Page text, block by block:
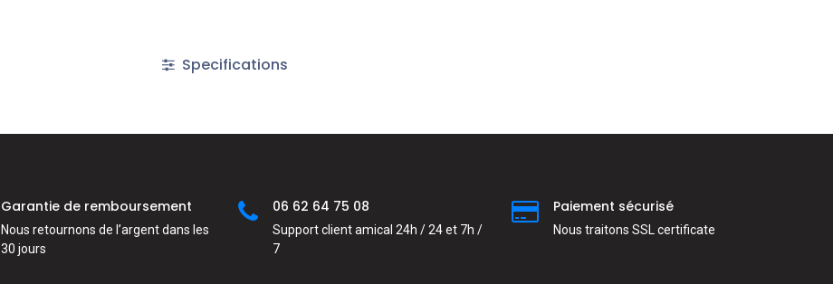
Specifications
Garantie de remboursement
Nous retournons de l’argent dans les
30 jours
06 62 64 75 08
Support client amical 24h / 24 et 7h /
7
Paiement sécurisé
Nous traitons SSL сertificate